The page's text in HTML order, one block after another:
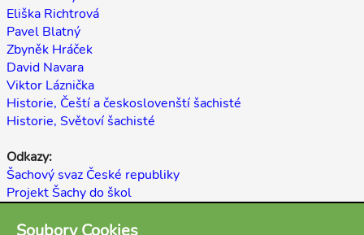
Eliška Richtrová
Pavel Blatný
Zbyněk Hráček
David Navara
Viktor Láznička
Historie, Čeští a českoslovenští šachisté
Historie, Světoví šachisté
Odkazy:
Šachový svaz České republiky
Projekt Šachy do škol
Šachopedie
Soubory Cookies